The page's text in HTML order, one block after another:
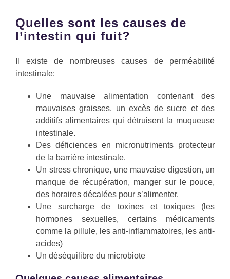
Quelles sont les causes de
l’intestin qui fuit?
Il existe de nombreuses causes de perméabilité
intestinale:
Une mauvaise alimentation contenant des
mauvaises graisses, un excès de sucre et des
additifs alimentaires qui détruisent la muqueuse
intestinale.
Des déficiences en micronutriments protecteur
de la barrière intestinale.
Un stress chronique, une mauvaise digestion, un
manque de récupération, manger sur le pouce,
des horaires décalées pour s’alimenter.
Une surcharge de toxines et toxiques (les
hormones sexuelles, certains médicaments
comme la pillule, les anti-inflammatoires, les anti-
acides)
Un déséquilibre du microbiote